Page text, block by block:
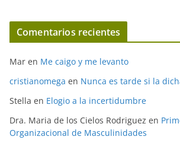
Comentarios recientes
Mar en Me caigo y me levanto
cristianomega en Nunca es tarde si la
Stella en Elogio a la incertidumbre
Dra. Maria de los Cielos Rodriguez en
Organizacional de Masculinidades